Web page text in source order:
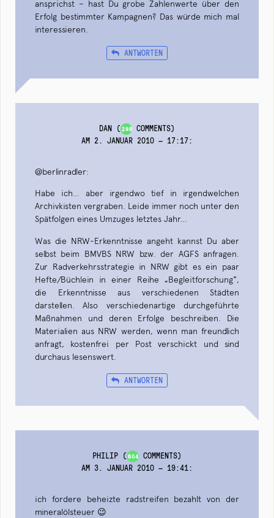
ansprichst – hast Du grobe Zahlenwerte über den
Erfolg bestimmter Kampagnen? Das würde mich mal
interessieren.
ANTWORTEN
DAN (288 COMMENTS)
AM 2. JANUAR 2010 — 17:17:
@berlinradler:
Habe ich… aber irgendwo tief in irgendwelchen
Archivkisten vergraben. Leide immer noch unter den
Spätfolgen eines Umzuges letztes Jahr…
Was die NRW-Erkenntnisse angeht kannst Du aber
selbst beim BMVBS NRW bzw. der AGFS anfragen.
Zur Radverkehrsstrategie in NRW gibt es ein paar
Hefte/Büchlein in einer Reihe „Begleitforschung“,
die Erkenntnisse aus verschiedenen Städten
darstellen. Also verschiedenartige durchgeführte
Maßnahmen und deren Erfolge beschreiben. Die
Materialien aus NRW werden, wenn man freundlich
anfragt, kostenfrei per Post verschickt und sind
durchaus lesenswert.
ANTWORTEN
PHILIP (604COMMENTS)
AM 3. JANUAR 2010 — 19:41:
ich fordere beheizte radstreifen bezahlt von der
mineralölsteuer 😉